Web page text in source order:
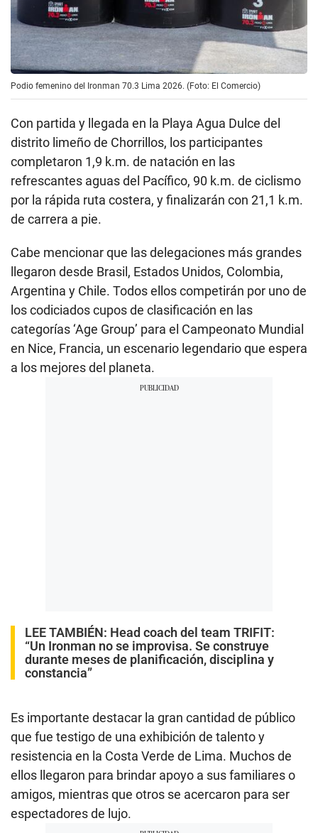
Podio femenino del Ironman 70.3 Lima 2026. (Foto: El Comercio)
Con partida y llegada en la Playa Agua Dulce del
distrito limeño de Chorrillos, los participantes
completaron 1,9 k.m. de natación en las
refrescantes aguas del Pacífico, 90 k.m. de ciclismo
por la rápida ruta costera, y finalizarán con 21,1 k.m.
de carrera a pie.
Cabe mencionar que las delegaciones más grandes
llegaron desde Brasil, Estados Unidos, Colombia,
Argentina y Chile. Todos ellos competirán por uno de
los codiciados cupos de clasificación en las
categorías ‘Age Group’ para el Campeonato Mundial
en Nice, Francia, un escenario legendario que espera
a los mejores del planeta.
LEE TAMBIÉN: Head coach del team TRIFIT:
“Un Ironman no se improvisa. Se construye
durante meses de planificación, disciplina y
constancia”
Es importante destacar la gran cantidad de público
que fue testigo de una exhibición de talento y
resistencia en la Costa Verde de Lima. Muchos de
ellos llegaron para brindar apoyo a sus familiares o
amigos, mientras que otros se acercaron para ser
espectadores de lujo.